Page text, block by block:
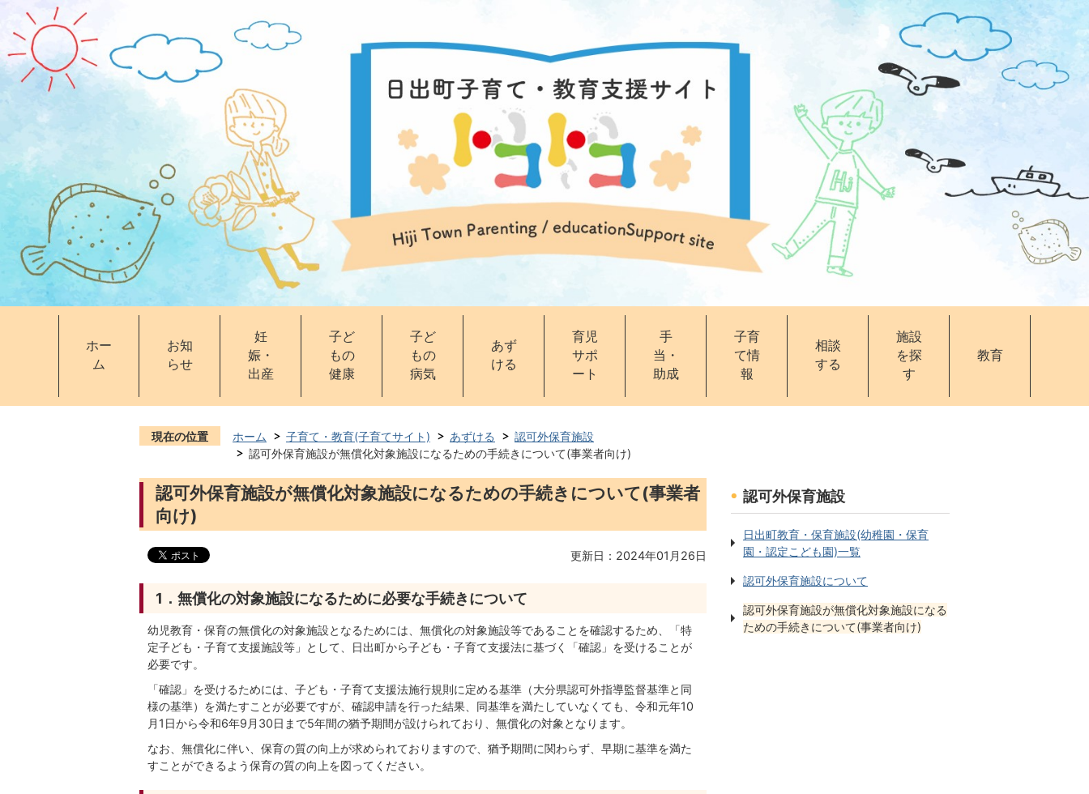
ホー
ム
お知
らせ
妊
娠・
出産
子ど
もの
健康
子ど
もの
病気
あず
ける
育児
サポ
ート
手
当・
助成
子育
て情
報
相談
する
施設
を探
す
教育
現在の位置 ホーム 子育て・教育(子育てサイト) あずける
認可外保育施設
認可外保育施設が無償化対象施設になるための手続きについて(事業者向け)
認可外保育施設が無償化対象施設になるための手続きについて(事業者
向け)
更新日：2024年01月26日
1．無償化の対象施設になるために必要な手続きについて
幼児教育・保育の無償化の対象施設となるためには、無償化の対象施設等であることを確認するため、「特
定子ども・子育て支援施設等」として、日出町から子ども・子育て支援法に基づく「確認」を受けることが
必要です。
「確認」を受けるためには、子ども・子育て支援法施行規則に定める基準（大分県認可外指導監督基準と同
様の基準）を満たすことが必要ですが、確認申請を行った結果、同基準を満たしていなくても、令和元年10
月1日から令和6年9月30日まで5年間の猶予期間が設けられており、無償化の対象となります。
なお、無償化に伴い、保育の質の向上が求められておりますので、猶予期間に関わらず、早期に基準を満た
すことができるよう保育の質の向上を図ってください。
認可外保育施設
日出町教育・保育施設(幼稚園・保育
園・認定こども園)一覧
認可外保育施設について
認可外保育施設が無償化対象施設になる
ための手続きについて(事業者向け)